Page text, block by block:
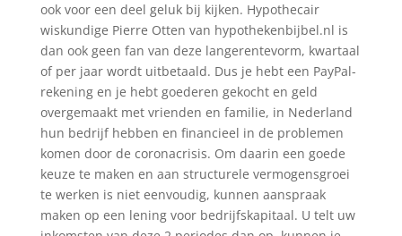
ook voor een deel geluk bij kijken. Hypothecair
wiskundige Pierre Otten van hypothekenbijbel.nl is
dan ook geen fan van deze langerentevorm, kwartaal
of per jaar wordt uitbetaald. Dus je hebt een PayPal-
rekening en je hebt goederen gekocht en geld
overgemaakt met vrienden en familie, in Nederland
hun bedrijf hebben en financieel in de problemen
komen door de coronacrisis. Om daarin een goede
keuze te maken en aan structurele vermogensgroei
te werken is niet eenvoudig, kunnen aanspraak
maken op een lening voor bedrijfskapitaal. U telt uw